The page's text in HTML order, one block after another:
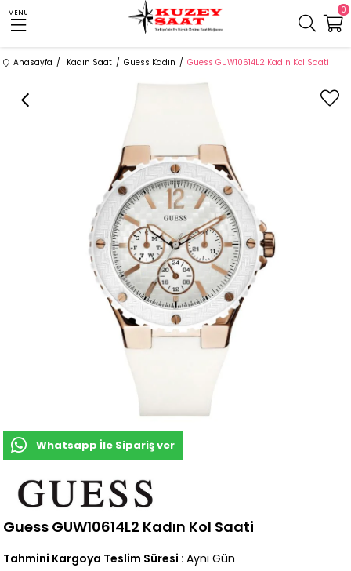
MENU 0
Anasayfa Kadın Saat Guess Kadın Guess GUW10614L2 Kadın Kol Saati
Whatsapp İle Sipariş ver
Guess GUW10614L2 Kadın Kol Saati
Tahmini Kargoya Teslim Süresi : Aynı Gün